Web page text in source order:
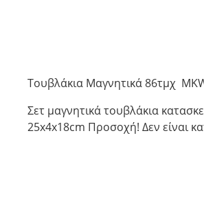
Τουβλάκια Μαγνητικά 86τμχ
Σετ μαγνητικά τουβλάκια
25x4x18cm Προσοχή! Δεν είναι